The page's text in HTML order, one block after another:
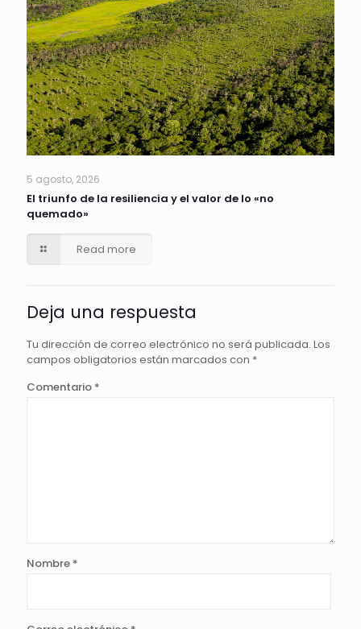
5 agosto, 2026
El triunfo de la resiliencia y el valor de lo «no
quemado»
Read more
Deja una respuesta
Tu dirección de correo electrónico no será publicada. Los
campos obligatorios están marcados con *
Comentario *
Nombre *